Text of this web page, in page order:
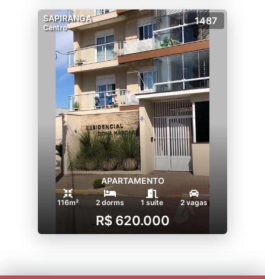
SAPIRANGA
Centro
1487
APARTAMENTO
116m² 2 dorms 1 suíte 2 vagas
R$ 620.000